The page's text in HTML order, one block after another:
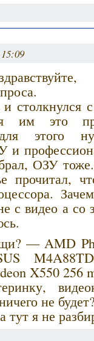
столкнулся
им это
этого
и
ОЗУ
прочитал,
с видео а со
— AMD
X550 256
не
тут я не